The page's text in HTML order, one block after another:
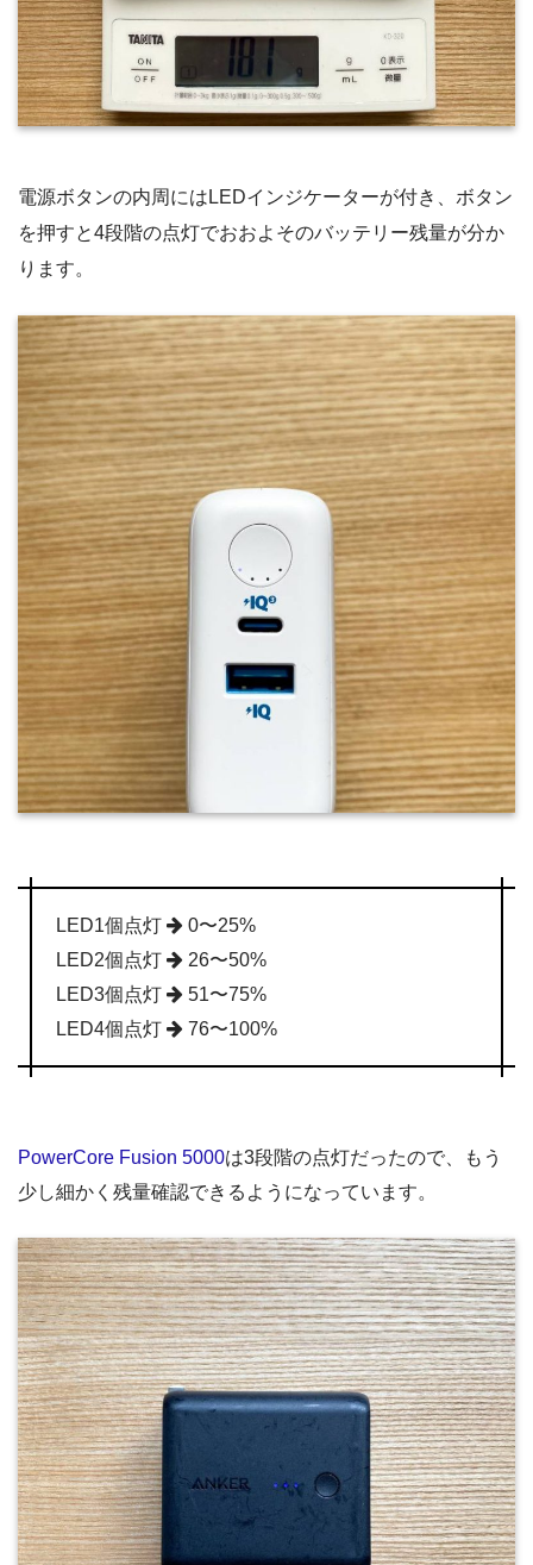
電源ボタンの内周にはLEDインジケーターが付き、ボタン
を押すと4段階の点灯でおおよそのバッテリー残量が分か
ります。
LED1個点灯
0〜25%
LED2個点灯
26〜50%
LED3個点灯
51〜75%
LED4個点灯
76〜100%
PowerCore Fusion 5000は3段階の点灯だったので、もう
少し細かく残量確認できるようになっています。